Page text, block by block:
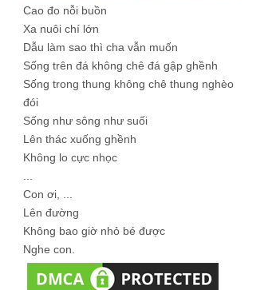
Cao đo nỗi buồn
Xa nuôi chí lớn
Dẫu làm sao thì cha vẫn muốn
Sống trên đá không chê đá gập ghềnh
Sống trong thung không chê thung nghèo
đói
Sống như sông như suối
Lên thác xuống ghềnh
Không lo cực nhọc
Con ơi, ...
Lên đường
Không bao giờ nhỏ bé được
Nghe con.